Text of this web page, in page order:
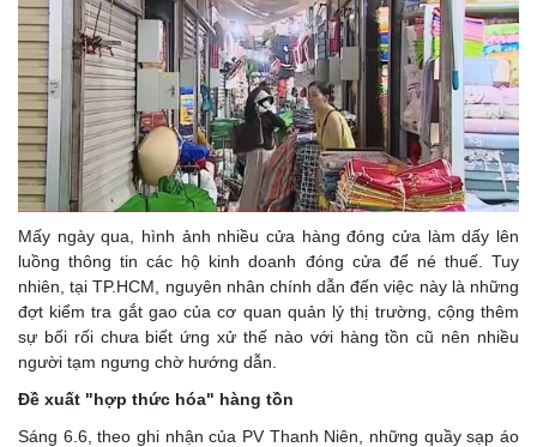
Mấy ngày qua, hình ảnh nhiều cửa hàng đóng cửa làm dấy lên
luồng thông tin các hộ kinh doanh đóng cửa để né thuế. Tuy
nhiên, tại TP.HCM, nguyên nhân chính dẫn đến việc này là những
đợt kiểm tra gắt gao của cơ quan quản lý thị trường, cộng thêm
sự bối rối chưa biết ứng xử thế nào với hàng tồn cũ nên nhiều
người tạm ngưng chờ hướng dẫn.
Đề xuất "hợp thức hóa" hàng tồn
Sáng 6.6, theo ghi nhận của PV Thanh Niên, những quầy sạp áo